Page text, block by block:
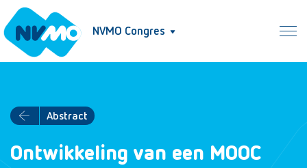
NVMO Congres
Abstract
Ontwikkeling van een MOOC